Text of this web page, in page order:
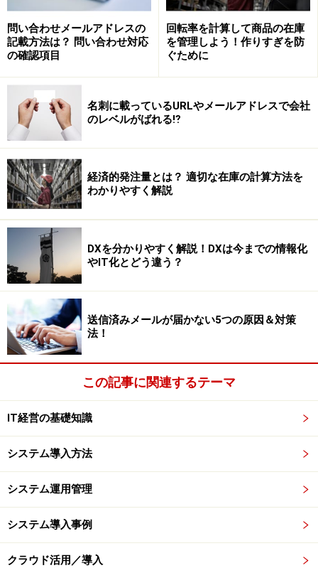
問い合わせメールアドレスの
記載方法は？ 問い合わせ対応
の確認項目
回転率を計算して商品の在庫
を管理しよう！作りすぎを防
ぐために
名刺に載っているURLやメールアドレスで会社
のレベルがばれる⁉
経済的発注量とは？ 適切な在庫の計算方法を
わかりやすく解説
DXを分かりやすく解説！DXは今までの情報化
やIT化とどう違う？
送信済みメールが届かない5つの原因＆対策
法！
この記事に関連するテーマ
IT経営の基礎知識
システム導入方法
システム運用管理
システム導入事例
クラウド活用／導入